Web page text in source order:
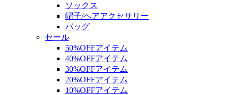
ソックス
帽子/ヘアアクセサリー
バッグ
セール
50%OFFアイテム
40%OFFアイテム
30%OFFアイテム
20%OFFアイテム
10%OFFアイテム